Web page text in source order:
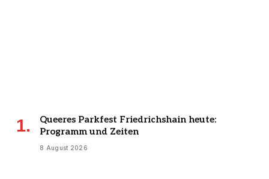
Queeres Parkfest Friedrichshain heute:
Programm und Zeiten
8 August 2026